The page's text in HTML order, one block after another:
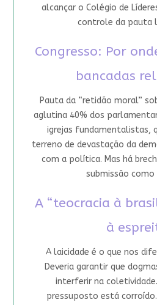
alcançar o Colégio de
controle da pauta
Congresso: Por
bancadas
Pauta da “retidão moral”
aglutina 40% dos
igrejas fundamentalistas,
terreno de devastação da
com a política. Mas há
submissão
A “teocracia à
à
A laicidade é o que nos
Deveria garantir que
interferir na
pressuposto está